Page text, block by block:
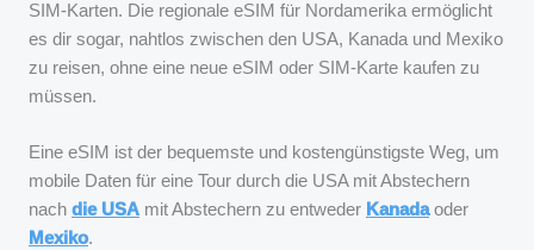
SIM-Karten. Die regionale eSIM für Nordamerika ermöglicht
es dir sogar, nahtlos zwischen den USA, Kanada und Mexiko
zu reisen, ohne eine neue eSIM oder SIM-Karte kaufen zu
müssen.
Eine eSIM ist der bequemste und kostengünstigste Weg, um
mobile Daten für eine Tour durch die USA mit Abstechern
nach die USA mit Abstechern zu entweder Kanadaoder
Mexiko.